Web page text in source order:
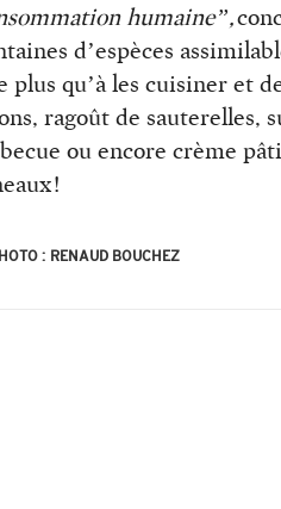
humaine”,
d’espèces
qu’à les cuisiner et
ragoût de sauterelles,
ou encore crème
!
: RENAUD BOUCHEZ